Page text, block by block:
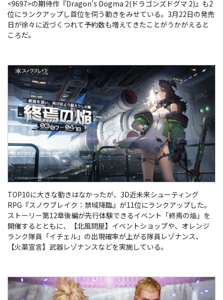
<9697>の期待作『Dragon's Dogma 2(ドラゴンズドグマ 2)』も2
位にランクアップし首位を伺う動きをみせている。3月22日の発売
日が徐々に近づくつれて予約数も増えてきたことがうかがえると
ころだ。
TOP10に大きな動きはなかったが、 3D近未来シューティング
RPG 『スノウブレイク：禁域降臨』が11位にランクアップした。
ストーリー第12章後編が先行体験できるイベント 「終焉の焔」を
開催するとともに、
【北風問屋】イベントショップや、オレンジ
ランク隊員「イチェル」の出現確率が上がる隊員レゾナンス、
【火薬宣言】武器レゾナンスなどを実施している。